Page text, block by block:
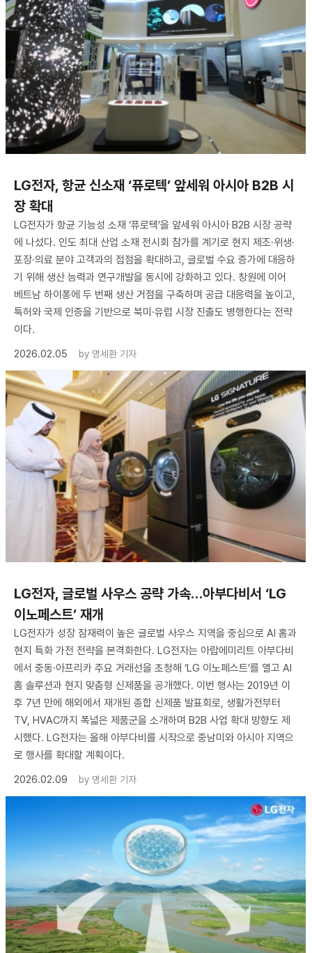
LG전자, 항균 신소재 ‘퓨로텍’ 앞세워 아시아 B2B 시
장 확대
LG전자가 항균 기능성 소재 ‘퓨로텍’을 앞세워 아시아 B2B 시장 공략
에 나섰다. 인도 최대 산업 소재 전시회 참가를 계기로 현지 제조·위생·
포장·의료 분야 고객과의 접점을 확대하고, 글로벌 수요 증가에 대응하
기 위해 생산 능력과 연구개발을 동시에 강화하고 있다. 창원에 이어
베트남 하이퐁에 두 번째 생산 거점을 구축하며 공급 대응력을 높이고,
특허와 국제 인증을 기반으로 북미·유럽 시장 진출도 병행한다는 전략
이다.
2026.02.05
by 명세환 기자
LG전자, 글로벌 사우스 공략 가속…아부다비서 ‘LG
이노페스트’ 재개
LG전자가 성장 잠재력이 높은 글로벌 사우스 지역을 중심으로 AI 홈과
현지 특화 가전 전략을 본격화한다. LG전자는 아랍에미리트 아부다비
에서 중동·아프리카 주요 거래선을 초청해 ‘LG 이노페스트’를 열고 AI
홈 솔루션과 현지 맞춤형 신제품을 공개했다. 이번 행사는 2019년 이
후 7년 만에 해외에서 재개된 종합 신제품 발표회로, 생활가전부터
TV, HVAC까지 폭넓은 제품군을 소개하며 B2B 사업 확대 방향도 제
시했다. LG전자는 올해 아부다비를 시작으로 중남미와 아시아 지역으
로 행사를 확대할 계획이다.
2026.02.09
by 명세환 기자